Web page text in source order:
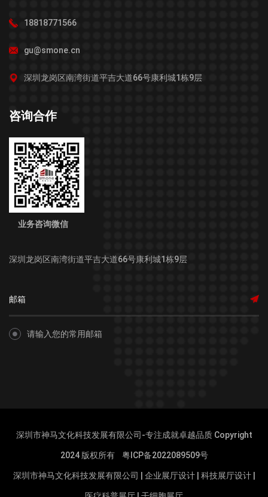
18818771566
gu@smone.cn
深圳龙岗区南湾街道平吉大道66号康利城1栋9层
咨询合作
业务咨询微信
深圳龙岗区南湾街道平吉大道66号康利城1栋9层
请输入您的常用邮箱
深圳市神马文化科技发展有限公司-专注成就卓越品质 Copyright
2024 版权所有 粤ICP备2022089509号
深圳市神马文化科技发展有限公司 | 企业展厅设计| 科技展厅设计|